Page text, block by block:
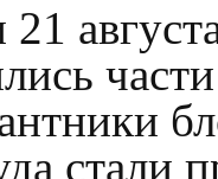
стали